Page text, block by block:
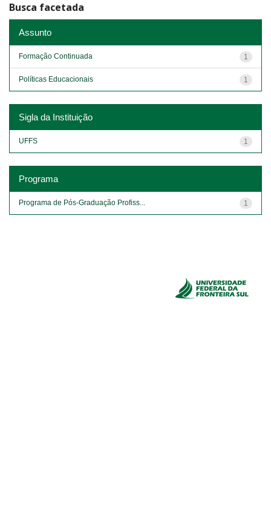
Busca facetada
Assunto
1
Formação Continuada
1
Políticas Educacionais
Sigla da Instituição
1
UFFS
Programa
1
Programa de Pós-Graduação Profiss...